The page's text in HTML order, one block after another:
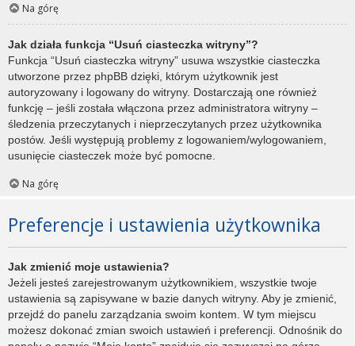
Na górę
Jak działa funkcja “Usuń ciasteczka witryny”?
Funkcja “Usuń ciasteczka witryny” usuwa wszystkie ciasteczka
utworzone przez phpBB dzięki, którym użytkownik jest
autoryzowany i logowany do witryny. Dostarczają one również
funkcję – jeśli została włączona przez administratora witryny –
śledzenia przeczytanych i nieprzeczytanych przez użytkownika
postów. Jeśli występują problemy z logowaniem/wylogowaniem,
usunięcie ciasteczek może być pomocne.
Na górę
Preferencje i ustawienia użytkownika
Jak zmienić moje ustawienia?
Jeżeli jesteś zarejestrowanym użytkownikiem, wszystkie twoje
ustawienia są zapisywane w bazie danych witryny. Aby je zmienić,
przejdź do panelu zarządzania swoim kontem. W tym miejscu
możesz dokonać zmian swoich ustawień i preferencji. Odnośnik do